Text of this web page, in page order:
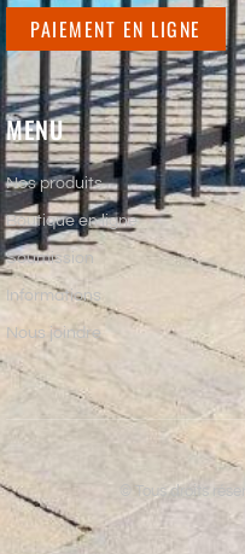
PAIEMENT EN LIGNE
MENU
Nos produits
Boutique en ligne
Soumission
Informations
Nous joindre
© Tous droits